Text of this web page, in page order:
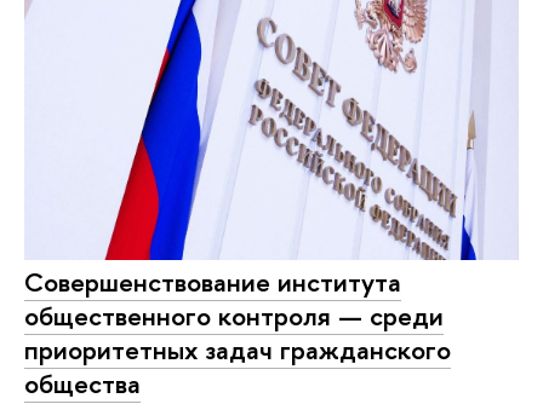
Совершенствование института
общественного контроля — среди
приоритетных задач гражданского
общества